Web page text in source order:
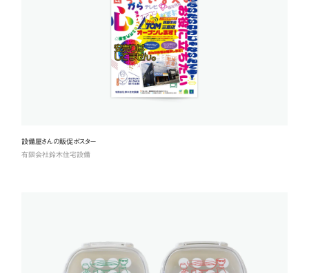
設備屋さんの販促ポスター
有限会社鈴木住宅設備